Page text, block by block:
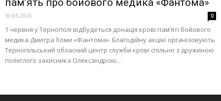
пам’ять про бойового медика «Фантома»
30.05.2026 0
1 червня у Тернополі відбудеться донація крові пам’яті бойового
медика Дмитра Хоми «Фантома». Благодійну акцію організовують
Тернопільський обласний центр служби крові спільно з дружиною
полеглого захисника Олександрою...